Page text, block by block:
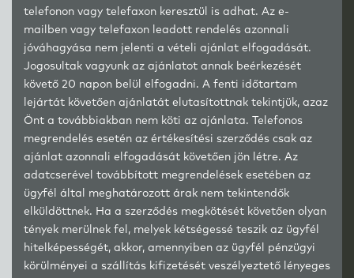
telefonon vagy telefaxon keresztül is adhat. Az e-
mailben vagy telefaxon leadott rendelés azonnali
jóváhagyása nem jelenti a vételi ajánlat elfogadását.
Jogosultak vagyunk az ajánlatot annak beérkezését
követő 20 napon belül elfogadni. A fenti időtartam
lejártát követően ajánlatát elutasítottnak tekintjük, azaz
Önt a továbbiakban nem köti az ajánlata. Telefonos
megrendelés esetén az értékesítési szerződés csak az
ajánlat azonnali elfogadását követően jön létre. Az
adatcserével továbbított megrendelések esetében az
ügyfél által meghatározott árak nem tekintendők
elküldöttnek. Ha a szerződés megkötését követően olyan
tények merülnek fel, melyek kétségessé teszik az ügyfél
hitelképességét, akkor, amennyiben az ügyfél pénzügyi
körülményei a szállítás kifizetését veszélyeztető lényeges